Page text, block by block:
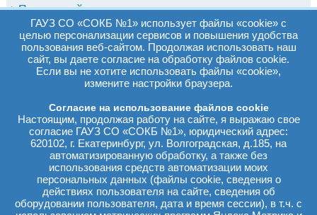
Противодействие коррупции
Кодекс профессиональной этики медицинского
работника
План мероприятий
Оказание услуг гражданам в сфере здравоохранения
Реквизиты больницы
Вакансии
Информация для оценки качества услуг
Главная → Об учреждении → Структурные подразделения
Поликлиника → Школы для пациентов
ГАУЗ СО «СОКБ №1» использует файлы «cookie» с
целью персонализации сервисов и повышения удобства
пользования веб-сайтом. Продолжая использовать наш
сайт, вы даете согласие на обработку файлов cookie.
Если вы не хотите использовать файлы «cookie»,
измените настройки браузера.
Согласие на использование файлов cookie
Настоящим, продолжая работу на сайте, я выражаю свое
согласие ГАУЗ СО «СОКБ №1», юридический адрес:
620102, г. Екатеринбург, ул. Волгоградская, д.185, на
автоматизированную обработку, а также без
использования средств автоматизации моих
персональных данных (файлы cookie, сведения о
действиях пользователя на сайте, сведения об
оборудовании пользователя, дата и время сессии), в т.ч. с